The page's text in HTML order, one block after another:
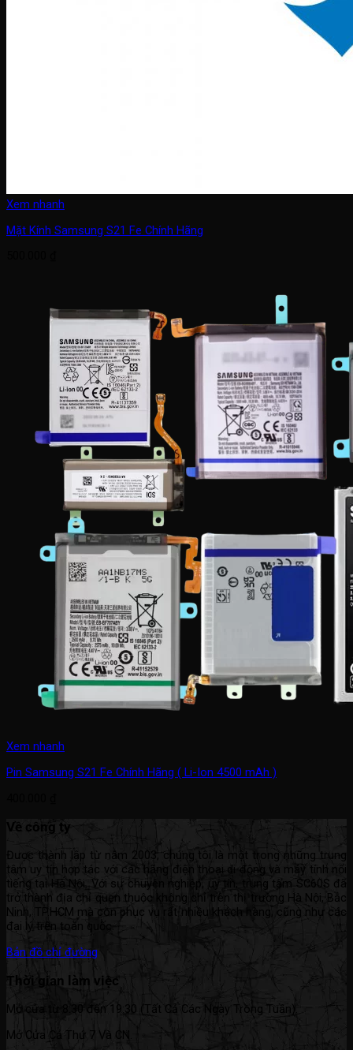
Xem nhanh
Mặt Kính Samsung S21 Fe Chính Hãng
Xem nhanh
Pin Samsung S21 Fe Chính Hãng ( Li-Ion 4500 mAh )
Về công ty
Được thành lập từ năm 2003, chúng tôi là một trong những trung
tâm uy tín hợp tác với các hãng điện thoại di động và máy tính nổi
tiếng tại Hà Nội. Với sự chuyên nghiệp, uy tín, trung tâm SC60S đã
trở thành địa chỉ quen thuộc không chỉ trên thị trường Hà Nội, Bắc
Ninh, TP.HCM mà còn phục vụ rất nhiều khách hàng, cũng như các
đại lý trên toàn quốc.
Bản đồ chỉ đường
Thời gian làm việc
Mở cửa từ 8:30 đến 19:30 (Tất Cả Các Ngày Trong Tuần).
Mở Cửa Cả Thứ 7 Và CN.